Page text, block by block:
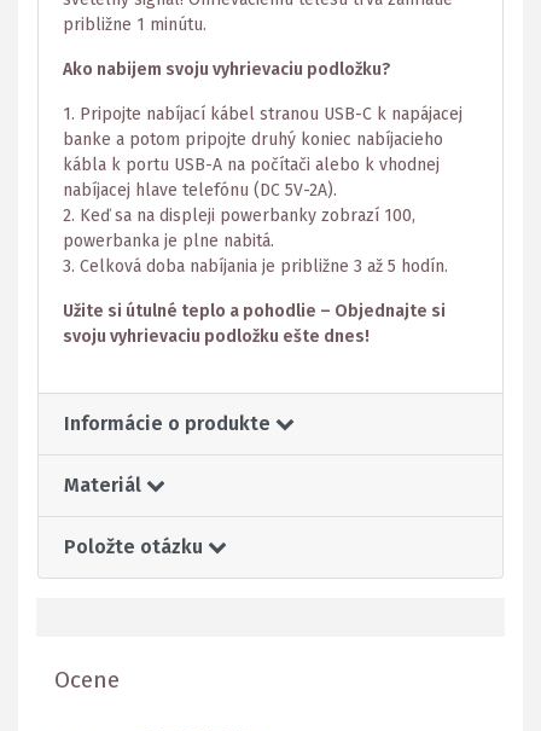
približne 1 minútu.
Ako nabijem svoju vyhrievaciu podložku?
1. Pripojte nabíjací kábel stranou USB-C k napájacej
banke a potom pripojte druhý koniec nabíjacieho
kábla k portu USB-A na počítači alebo k vhodnej
nabíjacej hlave telefónu (DC 5V-2A).
2. Keď sa na displeji powerbanky zobrazí 100,
powerbanka je plne nabitá.
3. Celková doba nabíjania je približne 3 až 5 hodín.
Užite si útulné teplo a pohodlie – Objednajte si
svoju vyhrievaciu podložku ešte dnes!
Informácie o produkte
Materiál
Položte otázku
Ocene